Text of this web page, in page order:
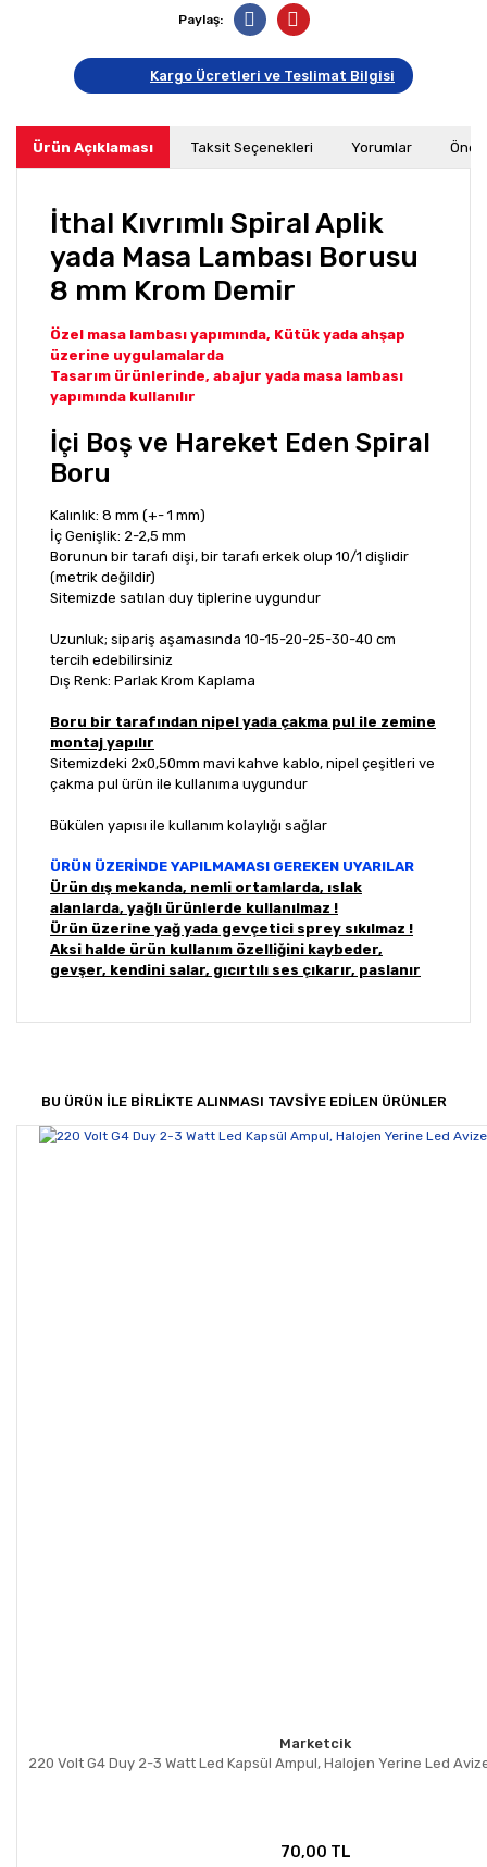
Paylaş:
Kargo Ücretleri ve Teslimat Bilgisi
Ürün Açıklaması Taksit Seçenekleri Yorumlar
İthal Kıvrımlı Spiral Aplik
yada Masa Lambası Borusu
8 mm Krom Demir
Özel masa lambası yapımında, Kütük yada ahşap
üzerine uygulamalarda
Tasarım ürünlerinde, abajur yada masa lambası
yapımında kullanılır
İçi Boş ve Hareket Eden Spiral
Boru
Kalınlık: 8 mm (+- 1 mm)
İç Genişlik: 2-2,5 mm
Borunun bir tarafı dişi, bir tarafı erkek olup 10/1 dişlidir
(metrik değildir)
Sitemizde satılan duy tiplerine uygundur
Uzunluk; sipariş aşamasında 10-15-20-25-30-40 cm
tercih edebilirsiniz
Dış Renk: Parlak Krom Kaplama
Boru bir tarafından nipel yada çakma pul ile zemine
montaj yapılır
Sitemizdeki 2x0,50mm mavi kahve kablo, nipel çeşitleri ve
çakma pul ürün ile kullanıma uygundur
Bükülen yapısı ile kullanım kolaylığı sağlar
ÜRÜN ÜZERİNDE YAPILMAMASI GEREKEN UYARILAR
Ürün dış mekanda, nemli ortamlarda, ıslak
alanlarda, yağlı ürünlerde kullanılmaz !
Ürün üzerine yağ yada gevçetici sprey sıkılmaz !
Aksi halde ürün kullanım özelliğini kaybeder,
gevşer, kendini salar, gıcırtılı ses çıkarır, paslanır
Yorum Yaz
Bu ürünün fiyat bilgisi, resim, ürün açıklamalarında ve
Ürün resmi kalitesiz, bozuk veya görüntülenemiyor.
BU ÜRÜN İLE BİRLİKTE ALINMASI TAVSİYE EDİLEN ÜRÜNLER
Marketcik
220 Volt G4 Duy 2-3 Watt Led Kapsül Ampul, Halojen Yerine Led Avize
70,00 TL